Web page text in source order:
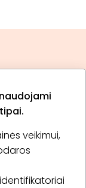
veikimui,